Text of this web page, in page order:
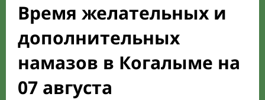
Время желательных и
дополнительных
намазов в Когалыме на
07 августа